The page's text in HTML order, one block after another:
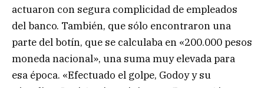
actuaron con segura complicidad de empleados
del banco. También, que sólo encontraron una
parte del botín, que se calculaba en «200.000 pesos
moneda nacional», una suma muy elevada para
esa época. «Efectuado el golpe, Godoy y su